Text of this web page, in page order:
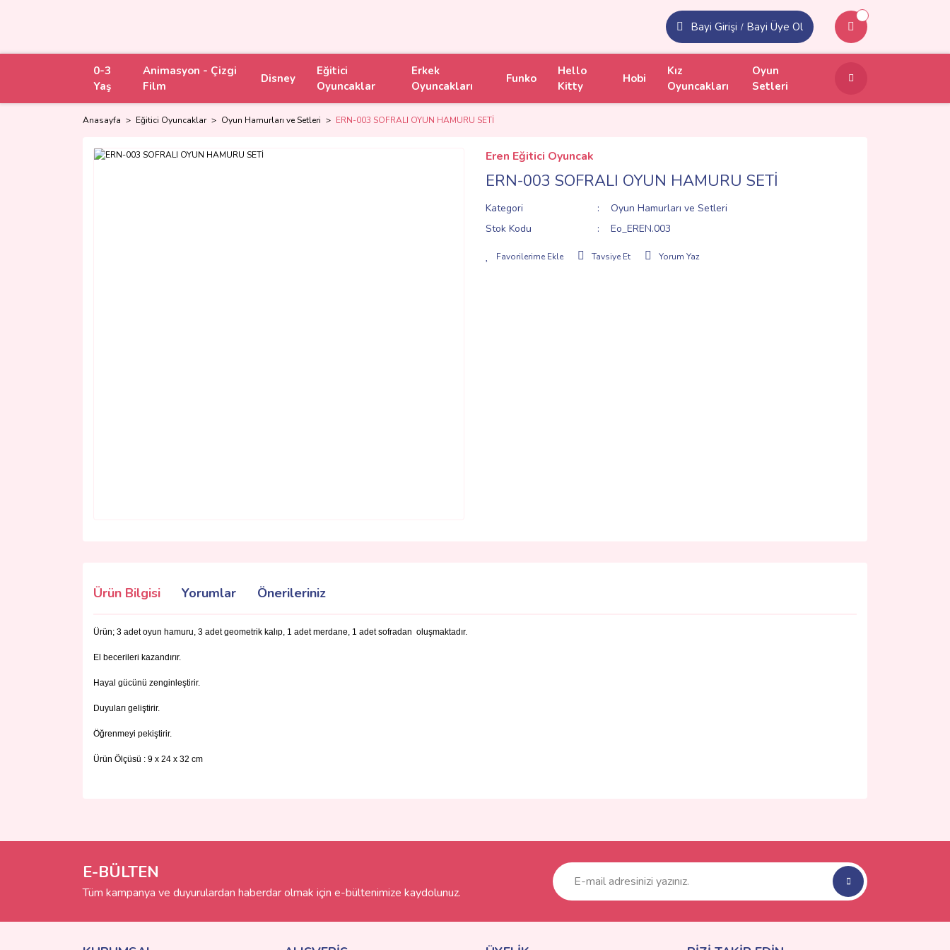
Bayi Girişi / Bayi Üye Ol
0-3
Yaş
Animasyon - Çizgi
Film
Disney
Eğitici
Oyuncaklar
Erkek
Oyuncakları
Funko
Hello
Kitty
Hobi
Kız
Oyuncakları
Oyun
Setleri
Anasayfa Eğitici Oyuncaklar Oyun Hamurları ve Setleri ERN-003 SOFRALI OYUN HAMURU SETİ
Eren Eğitici Oyuncak
ERN-003 SOFRALI OYUN HAMURU SETİ
Kategori
Oyun Hamurları ve Setleri
Stok Kodu
Eo_EREN.003
Tavsiye Et Yorum Yaz
Ürün Bilgisi Yorumlar Önerileriniz
Ürün; 3 adet oyun hamuru, 3 adet geometrik kalıp, 1 adet merdane, 1 adet sofradan oluşmaktadır.
El becerileri kazandırır.
Hayal gücünü zenginleştirir.
Duyuları geliştirir.
Öğrenmeyi pekiştirir.
Ürün Ölçüsü : 9 x 24 x 32 cm
Ürün resmi kalitesiz, bozuk veya görüntülenemiyor.
Bu ürüne benzer farklı alternatifler olmalı.
E-BÜLTEN
Tüm kampanya ve duyurulardan haberdar olmak için e-bültenimize kaydolunuz.